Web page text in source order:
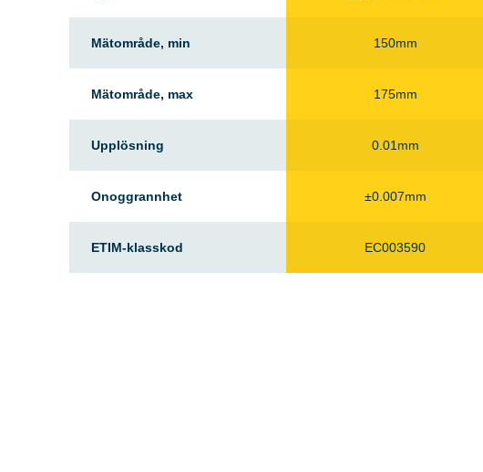
Mätområde, min
Mätområde, max
Upplösning
Onoggrannhet
ETIM-klasskod
150mm
175mm
0.01mm
±0.007mm
EC003590